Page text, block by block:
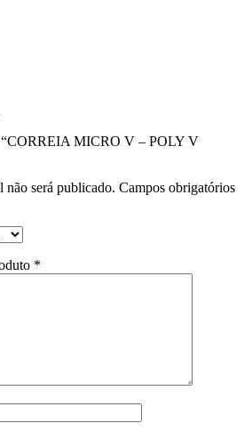
“CORREIA MICRO V – POLY V
não será publicado. Campos obrigatórios
*